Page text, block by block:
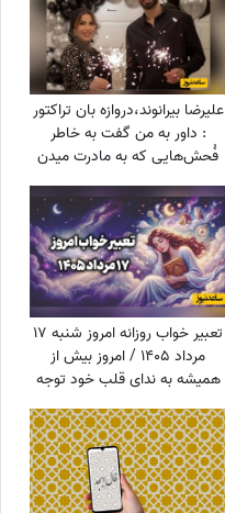
علیرضا بیرانوند،دروازه بان تراکتور
: داور به من گفت به خاطر
فُحش‌هایی که به مادرت میدن
بهت کارت نمیدم!/ ما حواله
ماشین نگرفتیم
تعبیر خواب روزانه امروز شنبه 17
مرداد 1405 / امروز بیش از
همیشه به ندای قلب خود توجه
کنید؛ پاسخ بسیاری از تردیدها را
خواهید یافت